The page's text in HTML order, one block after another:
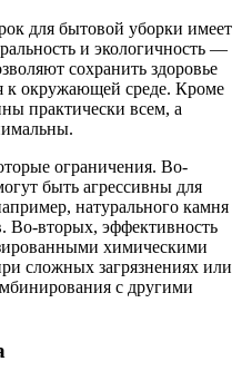
для бытовой уборки имеет
и экологичность —
сохранить здоровье
к окружающей среде. Кроме
практически всем, а
ограничения. Во-
быть агрессивны для
натурального камня
Во-вторых, эффективность
химическими
сложных загрязнениях или
с другими